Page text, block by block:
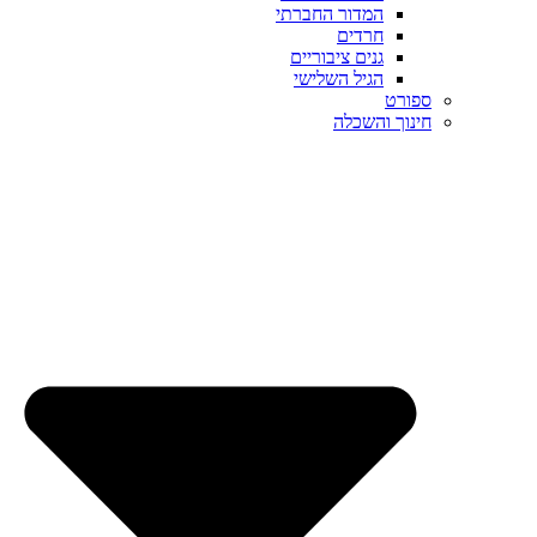
המדור החברתי
חרדים
גנים ציבוריים
הגיל השלישי
ספורט
חינוך והשכלה